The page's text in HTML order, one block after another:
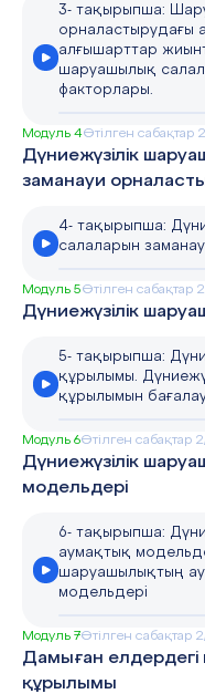
3- тақырыпша:
орналастырудағы
алғышарттар
шаруашылық
факторлары.
Модуль 4Өтілген сабақтар
Дүниежүзілік
заманауи
4- тақырыпша:
салаларын
Модуль 5Өтілген сабақтар
Дүниежүзілік
5- тақырыпша:
құрылымы.
құрылымын
Модуль 6Өтілген сабақтар
Дүниежүзілік
модельдері
6- тақырыпша:
аумақтық
шаруашылықтың
модельдері
Модуль 7Өтілген сабақтар
Дамыған
құрылымы